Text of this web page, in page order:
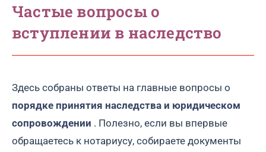
Частые вопросы о
вступлении в наследство
Здесь собраны ответы на главные вопросы о
порядке принятия наследства и юридическом
сопровождении . Полезно, если вы впервые
обращаетесь к нотариусу, собираете документы